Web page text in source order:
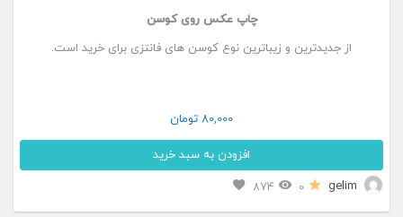
چاپ عکس روی کوسن
از جدیدترین و زیباترین نوع کوسن های فانتزی برای خرید است.
80,000 تومان
افزودن به سبد خرید
gelim
0
874